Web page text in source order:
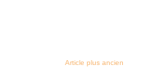
Article plus ancien